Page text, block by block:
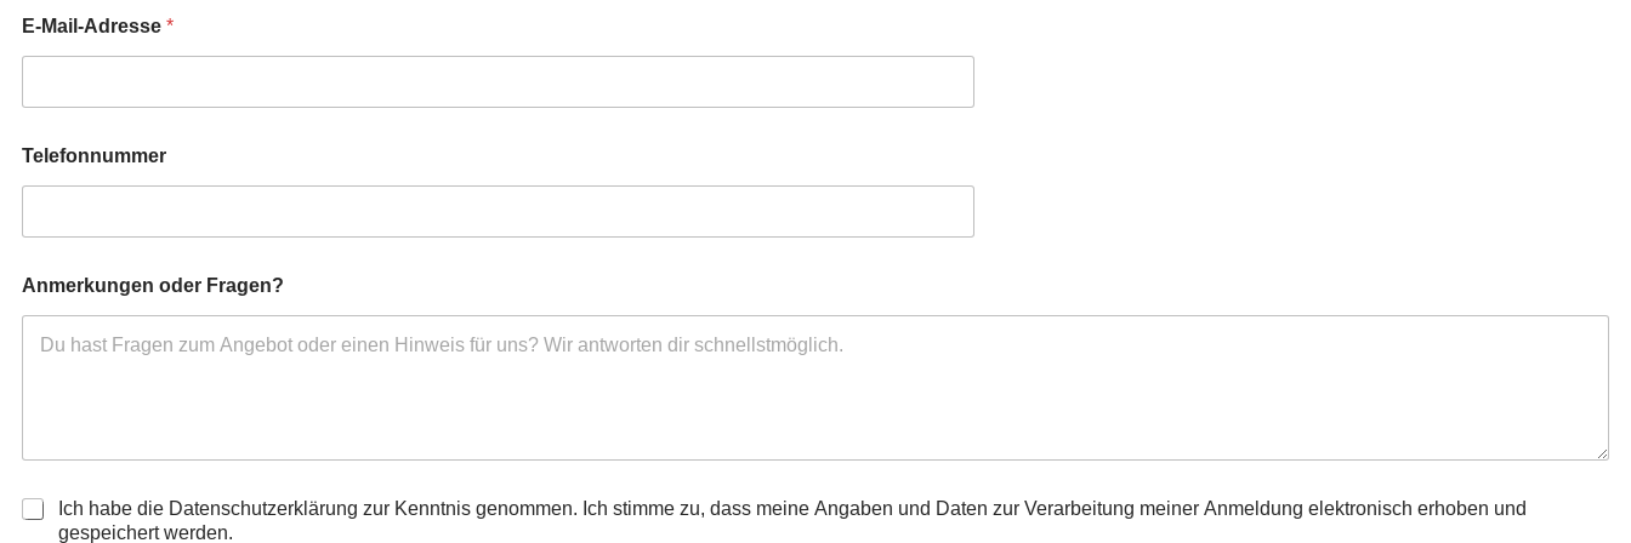
E-Mail-Adresse *
Telefonnummer
Anmerkungen oder Fragen?
D
Ich habe die Datenschutzerklärung zur Kenntnis genommen. Ich stimme zu, dass meine Angaben und Daten zur Verarbeitung meiner Anmeldung elektronisch erhoben und
gespeichert werden.